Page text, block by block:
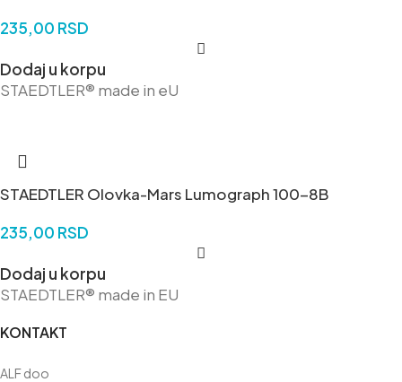
235,00 RSD
Dodaj u korpu
STAEDTLER® made in eU
STAEDTLER Olovka-Mars Lumograph 100-8B
235,00 RSD
Dodaj u korpu
STAEDTLER® made in EU
KONTAKT
ALF doo